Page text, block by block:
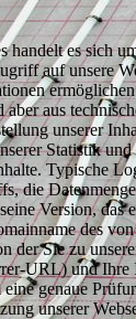
handelt es sich
auf unsere
aber aus
unserer
Statistik und
Typische
die
Version, das
des
der Sie zu
URL) und
genaue
unserer